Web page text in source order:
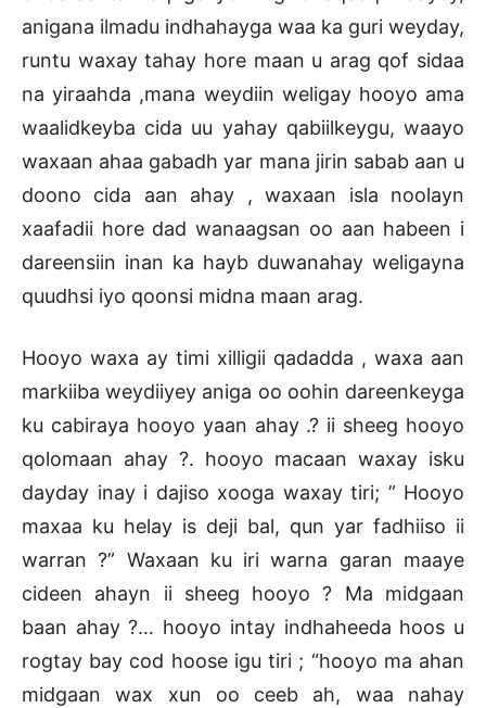
anigana ilmadu indhahayga waa ka guri weyday,
runtu waxay tahay hore maan u arag qof sidaa
na yiraahda ,mana weydiin weligay hooyo ama
waalidkeyba cida uu yahay qabiilkeygu, waayo
waxaan ahaa gabadh yar mana jirin sabab aan u
doono cida aan ahay , waxaan isla noolayn
xaafadii hore dad wanaagsan oo aan habeen i
dareensiin inan ka hayb duwanahay weligayna
quudhsi iyo qoonsi midna maan arag.
Hooyo waxa ay timi xilligii qadadda , waxa aan
markiiba weydiiyey aniga oo oohin dareenkeyga
ku cabiraya hooyo yaan ahay .? ii sheeg hooyo
qolomaan ahay ?. hooyo macaan waxay isku
dayday inay i dajiso xooga waxay tiri; ” Hooyo
maxaa ku helay is deji bal, qun yar fadhiiso ii
warran ?” Waxaan ku iri warna garan maaye
cideen ahayn ii sheeg hooyo ? Ma midgaan
baan ahay ?… hooyo intay indhaheeda hoos u
rogtay bay cod hoose igu tiri ; “hooyo ma ahan
midgaan wax xun oo ceeb ah, waa nahay